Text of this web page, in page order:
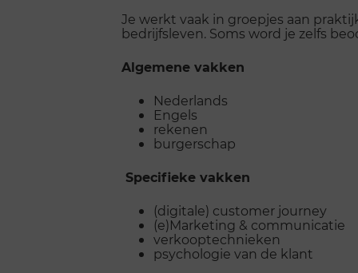
Je werkt vaak in groepjes aan
bedrijfsleven. Soms word je zelfs
Algemene vakken
Nederlands
Engels
rekenen
burgerschap
Specifieke vakken
(digitale) customer journey
(e)Marketing & communicatie
verkooptechnieken
psychologie van de klant